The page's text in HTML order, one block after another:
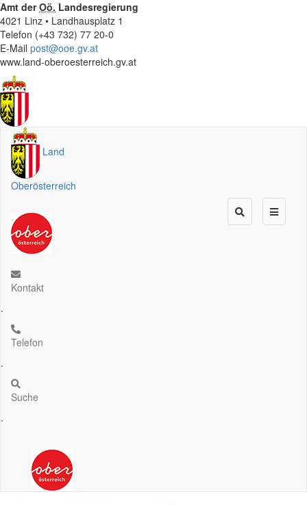
Amt derOö. Landesregierung
4021 Linz • Landhausplatz 1
Telefon (+43 732) 77 20-0
E-Mail post@ooe.gv.at
www.land-oberoesterreich.gv.at
Land
Oberösterreich
Kontakt
.
Telefon
.
Suche
.